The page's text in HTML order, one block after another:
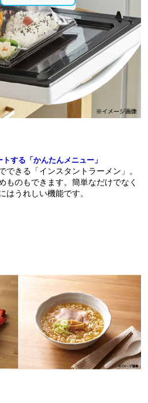
する「かんたんメニュー」
できる「インスタントラーメン」。
ものもできます。簡単なだけでなく
はうれしい機能です。